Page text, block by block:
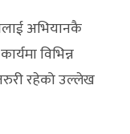
अभियानकै
विभिन्न
रहेको उल्लेख